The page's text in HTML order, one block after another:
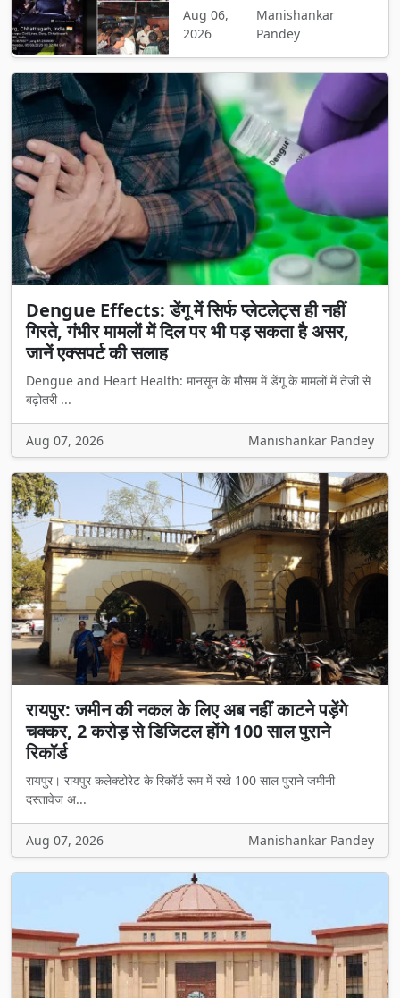
Aug 06,
2026
Manishankar
Pandey
Dengue Effects: डेंगू में सिर्फ प्लेटलेट्स ही नहीं
गिरते, गंभीर मामलों में दिल पर भी पड़ सकता है असर,
जानें एक्सपर्ट की सलाह
Dengue and Heart Health: मानसून के मौसम में डेंगू के मामलों में तेजी से
बढ़ोतरी ...
Aug 07, 2026 Manishankar Pandey
रायपुर: जमीन की नकल के लिए अब नहीं काटने पड़ेंगे
चक्कर, 2 करोड़ से डिजिटल होंगे 100 साल पुराने
रिकॉर्ड
रायपुर। रायपुर कलेक्टोरेट के रिकॉर्ड रूम में रखे 100 साल पुराने जमीनी
दस्तावेज अ...
Aug 07, 2026 Manishankar Pandey